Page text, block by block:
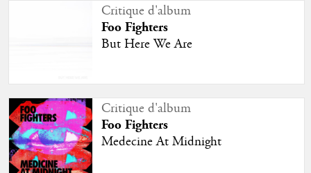
Critique d'album
Foo Fighters
But Here We Are
Critique d'album
Foo Fighters
Medecine At Midnight